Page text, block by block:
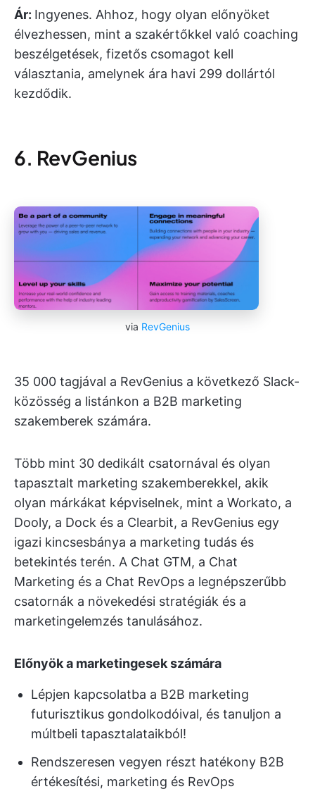
Ár: Ingyenes. Ahhoz, hogy olyan előnyöket
élvezhessen, mint a szakértőkkel való coaching
beszélgetések, fizetős csomagot kell
választania, amelynek ára havi 299 dollártól
kezdődik.
6. RevGenius
via RevGenius
35 000 tagjával a RevGenius a következő Slack-
közösség a listánkon a B2B marketing
szakemberek számára.
Több mint 30 dedikált csatornával és olyan
tapasztalt marketing szakemberekkel, akik
olyan márkákat képviselnek, mint a Workato, a
Dooly, a Dock és a Clearbit, a RevGenius egy
igazi kincsesbánya a marketing tudás és
betekintés terén. A Chat GTM, a Chat
Marketing és a Chat RevOps a legnépszerűbb
csatornák a növekedési stratégiák és a
marketingelemzés tanulásához.
Előnyök a marketingesek számára
Lépjen kapcsolatba a B2B marketing
futurisztikus gondolkodóival, és tanuljon a
múltbeli tapasztalataikból!
Rendszeresen vegyen részt hatékony B2B
értékesítési, marketing és RevOps